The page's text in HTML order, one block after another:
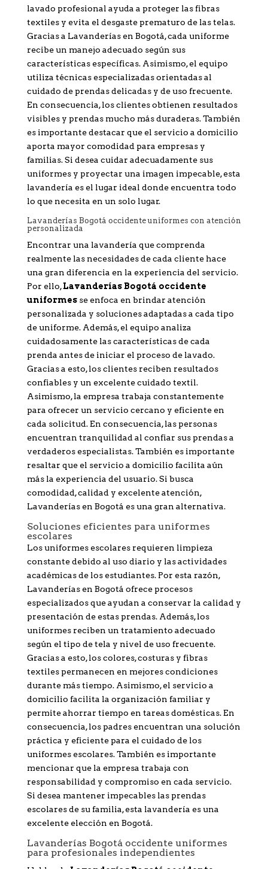
lavado profesional ayuda a proteger las fibras
textiles y evita el desgaste prematuro de las telas.
Gracias a Lavanderías en Bogotá, cada uniforme
recibe un manejo adecuado según sus
características específicas. Asimismo, el equipo
utiliza técnicas especializadas orientadas al
cuidado de prendas delicadas y de uso frecuente.
En consecuencia, los clientes obtienen resultados
visibles y prendas mucho más duraderas. También
es importante destacar que el servicio a domicilio
aporta mayor comodidad para empresas y
familias. Si desea cuidar adecuadamente sus
uniformes y proyectar una imagen impecable, esta
lavandería es el lugar ideal donde encuentra todo
lo que necesita en un solo lugar.
Lavanderías Bogotá occidente uniformes con atención
personalizada
Encontrar una lavandería que comprenda
realmente las necesidades de cada cliente hace
una gran diferencia en la experiencia del servicio.
Por ello,Lavanderías Bogotá occidente
uniformesse enfoca en brindar atención
personalizada y soluciones adaptadas a cada tipo
de uniforme. Además, el equipo analiza
cuidadosamente las características de cada
prenda antes de iniciar el proceso de lavado.
Gracias a esto, los clientes reciben resultados
confiables y un excelente cuidado textil.
Asimismo, la empresa trabaja constantemente
para ofrecer un servicio cercano y eficiente en
cada solicitud. En consecuencia, las personas
encuentran tranquilidad al confiar sus prendas a
verdaderos especialistas. También es importante
resaltar que el servicio a domicilio facilita aún
más la experiencia del usuario. Si busca
comodidad, calidad y excelente atención,
Lavanderías en Bogotá es una gran alternativa.
Soluciones eficientes para uniformes
escolares
Los uniformes escolares requieren limpieza
constante debido al uso diario y las actividades
académicas de los estudiantes. Por esta razón,
Lavanderías en Bogotá ofrece procesos
especializados que ayudan a conservar la calidad y
presentación de estas prendas. Además, los
uniformes reciben un tratamiento adecuado
según el tipo de tela y nivel de uso frecuente.
Gracias a esto, los colores, costuras y fibras
textiles permanecen en mejores condiciones
durante más tiempo. Asimismo, el servicio a
domicilio facilita la organización familiar y
permite ahorrar tiempo en tareas domésticas. En
consecuencia, los padres encuentran una solución
práctica y eficiente para el cuidado de los
uniformes escolares. También es importante
mencionar que la empresa trabaja con
responsabilidad y compromiso en cada servicio.
Si desea mantener impecables las prendas
escolares de su familia, esta lavandería es una
excelente elección en Bogotá.
Lavanderías Bogotá occidente uniformes
para profesionales independientes